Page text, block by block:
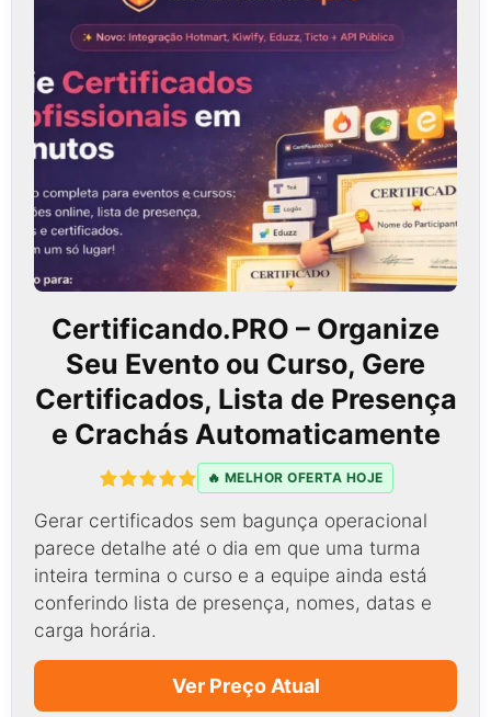
Certificando.PRO – Organize
Seu Evento ou Curso, Gere
Certificados, Lista de Presença
e Crachás Automaticamente
🔥 MELHOR OFERTA HOJE
Gerar certificados sem bagunça operacional
parece detalhe até o dia em que uma turma
inteira termina o curso e a equipe ainda está
conferindo lista de presença, nomes, datas e
carga horária.
Ver Preço Atual